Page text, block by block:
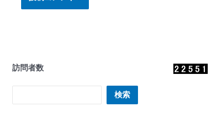
訪問者数
検索